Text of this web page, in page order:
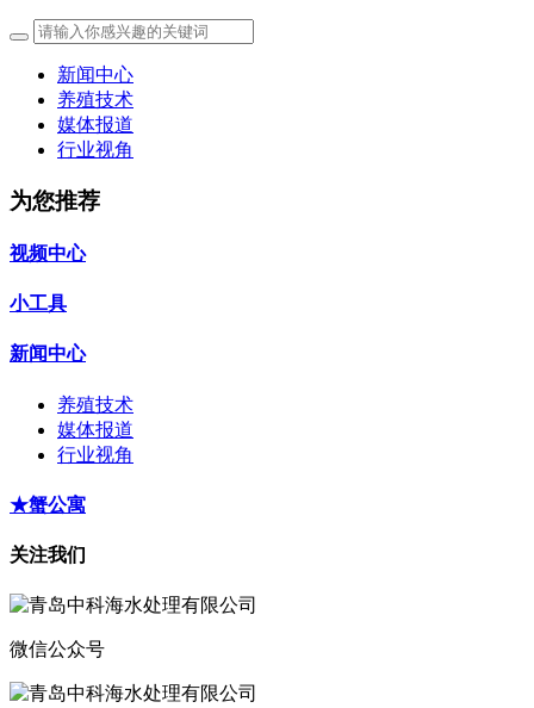
新闻中心
养殖技术
媒体报道
行业视角
为您推荐
视频中心
小工具
新闻中心
养殖技术
媒体报道
行业视角
★蟹公寓
关注我们
微信公众号